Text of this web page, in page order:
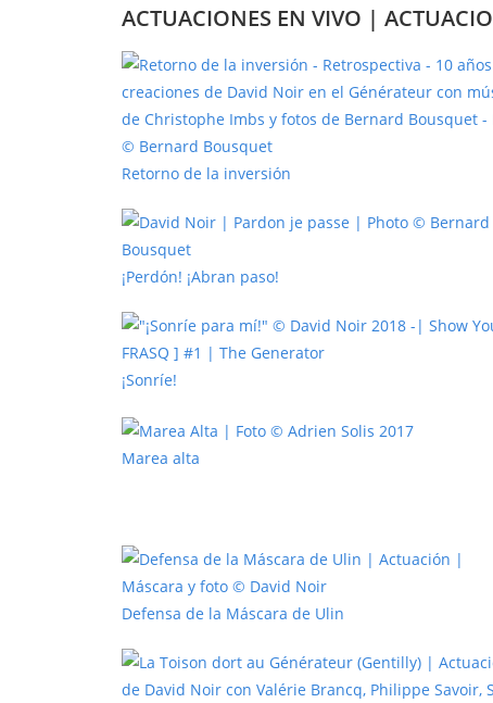
ACTUACIONES EN VIVO |
Retorno de la inversión
¡Perdón! ¡Abran paso!
¡Sonríe!
Marea alta
Defensa de la Máscara de Ulin